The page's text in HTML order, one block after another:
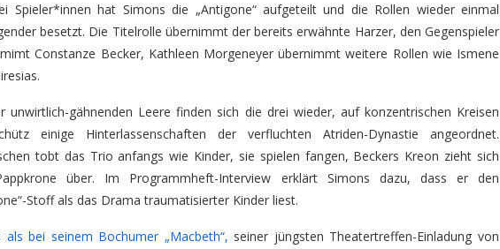
Spieler*innen hat Simons die „Antigone“ aufgeteilt und die Rollen wieder einmal
besetzt. Die Titelrolle übernimmt der bereits erwähnte Harzer, den Gegenspieler
Constanze Becker, Kathleen Morgeneyer übernimmt weitere Rollen wie Ismene
unwirtlich-gähnenden Leere finden sich die drei wieder, auf konzentrischen Kreisen
einige Hinterlassenschaften der verfluchten Atriden-Dynastie angeordnet.
tobt das Trio anfangs wie Kinder, sie spielen fangen, Beckers Kreon zieht sich
über. Im Programmheft-Interview erklärt Simons dazu, dass er den
Stoff als das Drama traumatisierter Kinder liest.
als bei seinem Bochumer „Macbeth“, seiner jüngsten Theatertreffen-Einladung von